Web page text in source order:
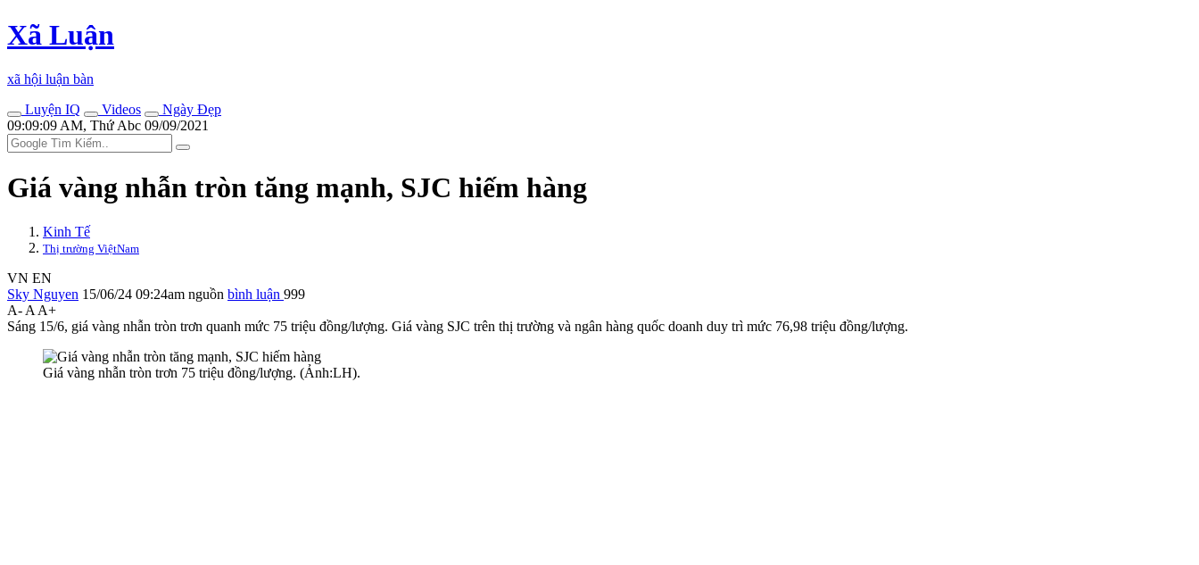
Xã Luận
xã hội luận bàn
Luyện IQ
Videos
Ngày Đẹp
09:09:09 AM, Thứ Abc 09/09/2021
Giá vàng nhẫn tròn tăng mạnh, SJC hiếm hàng
Kinh Tế
Thị trường ViệtNam
VN EN
Sky Nguyen 15/06/24 09:24am nguồn bình luận 999
A- A A+
Sáng 15/6, giá vàng nhẫn tròn trơn quanh mức 75 triệu đồng/lượng. Giá vàng SJC trên thị trường và ngân hàng quốc doanh duy trì mức 76,98 triệu đồng/lượng.
Giá vàng nhẫn tròn trơn 75 triệu đồng/lượng. (Ảnh:LH).